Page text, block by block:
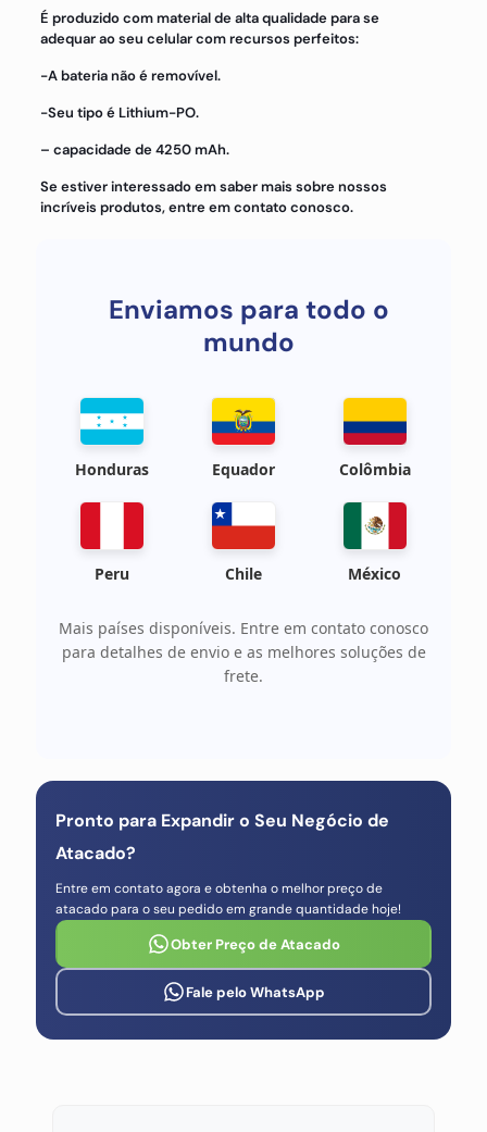
É produzido com material de alta qualidade para se
adequar ao seu celular com recursos perfeitos:
-A bateria não é removível.
-Seu tipo é Lithium-PO.
– capacidade de 4250 mAh.
Se estiver interessado em saber mais sobre nossos
incríveis produtos, entre em contato conosco.
Enviamos para todo o
mundo
Honduras Equador Colômbia
Peru Chile México
Mais países disponíveis. Entre em contato conosco
para detalhes de envio e as melhores soluções de
frete.
Pronto para Expandir o Seu Negócio de
Atacado?
Entre em contato agora e obtenha o melhor preço de
atacado para o seu pedido em grande quantidade hoje!
Obter Preço de Atacado
Fale pelo WhatsApp